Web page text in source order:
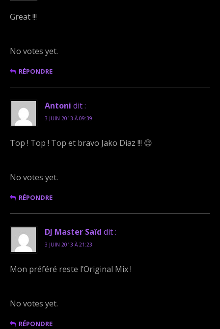
Great !!!
No votes yet.
RÉPONDRE
Antoni dit :
3 JUIN 2013 À 09:39
Top ! Top ! Top et bravo Jako Diaz !!! 😉
No votes yet.
RÉPONDRE
DJ Master Saïd dit :
3 JUIN 2013 À 21:23
Mon préféré reste l’Original Mix !
No votes yet.
RÉPONDRE